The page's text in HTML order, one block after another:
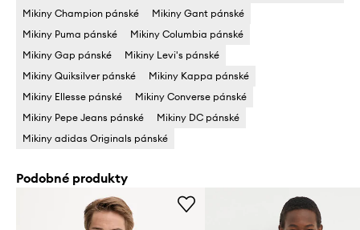
Mikiny Champion pánské
Mikiny Gant pánské
Mikiny Puma pánské
Mikiny Columbia pánské
Mikiny Gap pánské
Mikiny Levi's pánské
Mikiny Quiksilver pánské
Mikiny Kappa pánské
Mikiny Ellesse pánské
Mikiny Converse pánské
Mikiny Pepe Jeans pánské
Mikiny DC pánské
Mikiny adidas Originals pánské
Podobné produkty